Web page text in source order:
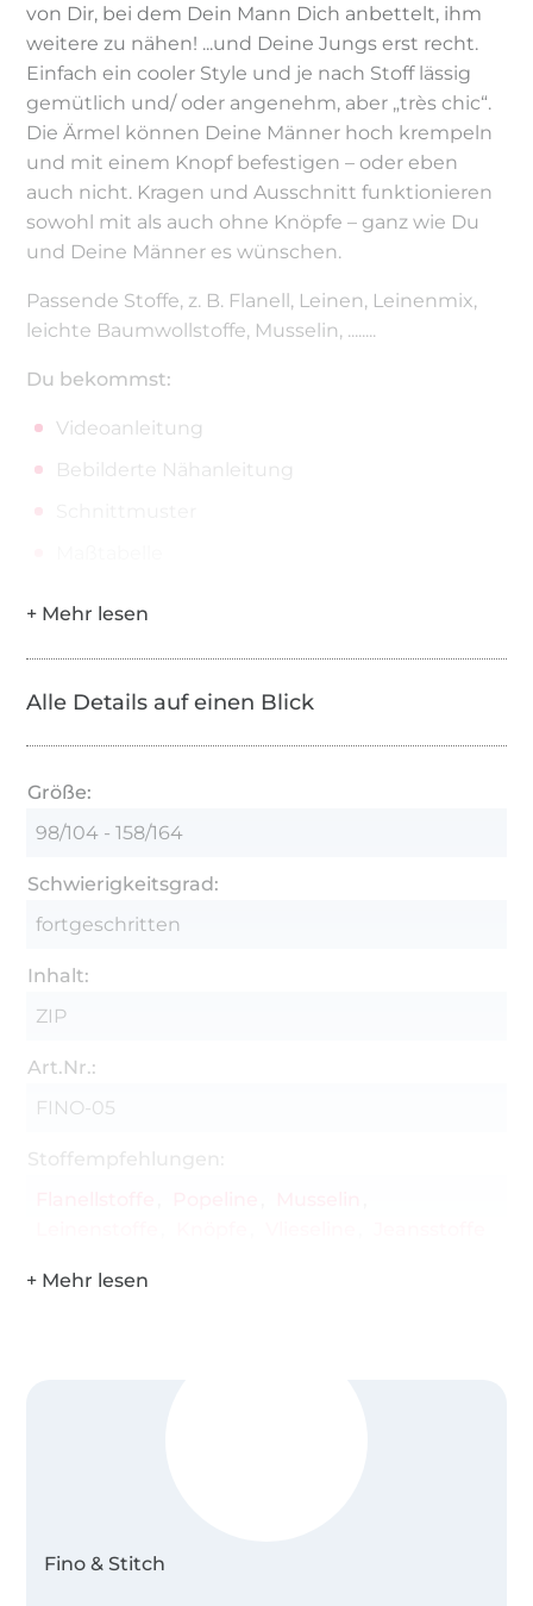
von Dir, bei dem Dein Mann Dich anbettelt, ihm
weitere zu nähen! ...und Deine Jungs erst recht.
Einfach ein cooler Style und je nach Stoff lässig
gemütlich und/ oder angenehm, aber „très chic“.
Die Ärmel können Deine Männer hoch krempeln
und mit einem Knopf befestigen – oder eben
auch nicht. Kragen und Ausschnitt funktionieren
sowohl mit als auch ohne Knöpfe – ganz wie Du
und Deine Männer es wünschen.
Passende Stoffe, z. B. Flanell, Leinen, Leinenmix,
leichte Baumwollstoffe, Musselin, ........
Du bekommst:
Videoanleitung
Bebilderte Nähanleitung
Alle Details auf einen Blick
Größe:
98/104 - 158/164
Schwierigkeitsgrad:
fortgeschritten
Inhalt:
ZIP
Art.Nr.:
FINO-05
Stoffempfehlungen:
Fino & Stitch